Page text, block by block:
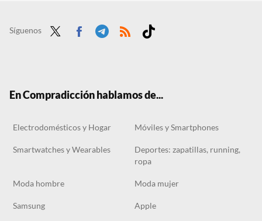
Síguenos
En Compradicción hablamos de...
Electrodomésticos y Hogar Móviles y Smartphones
Smartwatches y Wearables
Deportes: zapatillas, running,
ropa
Moda hombre Moda mujer
Samsung Apple